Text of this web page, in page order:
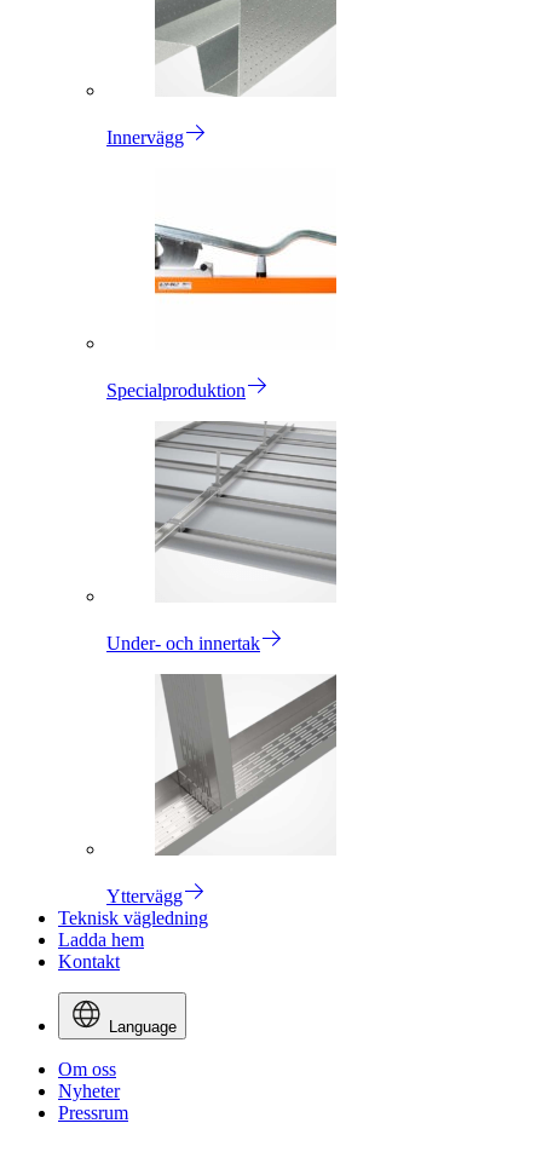
Innervägg
Specialproduktion
Under- och innertak
Yttervägg
Teknisk vägledning
Ladda hem
Kontakt
Language
Om oss
Nyheter
Pressrum